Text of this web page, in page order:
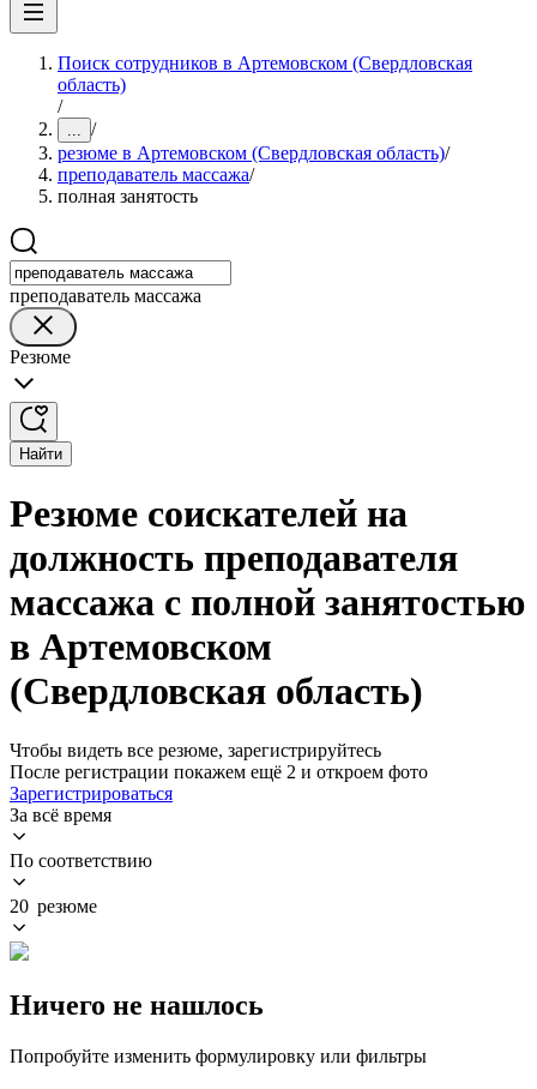
Поиск сотрудников в Артемовском (Свердловская
область)
/
... /
резюме в Артемовском (Свердловская область)/
преподаватель массажа/
полная занятость
преподаватель массажа
Резюме
Найти
Резюме соискателей на
должность преподавателя
массажа с полной занятостью
в Артемовском
(Свердловская область)
Чтобы видеть все резюме, зарегистрируйтесь
После регистрации покажем ещё 2 и откроем фото
Зарегистрироваться
За всё время
По соответствию
20 резюме
Ничего не нашлось
Попробуйте изменить формулировку или фильтры